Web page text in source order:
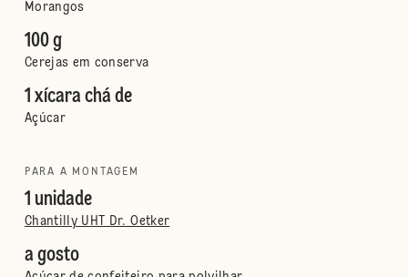
Morangos
100 g
Cerejas em conserva
1 xícara chá de
Açúcar
PARA A MONTAGEM
1 unidade
Chantilly UHT Dr. Oetker
a gosto